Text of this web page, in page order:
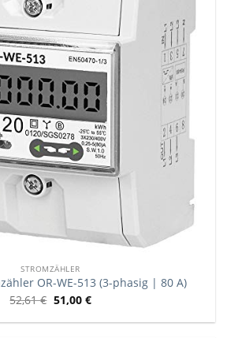
STROMZÄHLER
OR-WE-513 (3-phasig | 80 A)
52,61€ 51,00 €